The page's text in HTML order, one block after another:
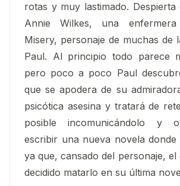
rotas y muy lastimado. Despierta
Annie Wilkes, una
Misery, personaje de muchas de
Paul. Al principio todo parece
pero poco a poco Paul
que se apodera de su
psicótica asesina y tratará de
posible incomunicándolo y
escribir una nueva novela donde
ya que, cansado del personaje,
decidido matarlo en su última